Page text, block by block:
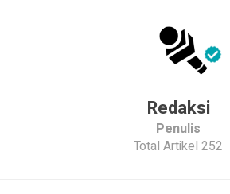
Redaksi
Penulis
Total Artikel 252